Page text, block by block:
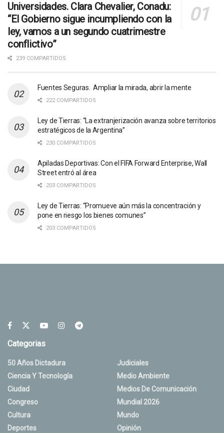
Universidades. Clara Chevalier, Conadu:
“El Gobierno sigue incumpliendo con la
ley, vamos a un segundo cuatrimestre
conflictivo”
239 COMPARTIDOS
Fuentes Seguras. Ampliar la mirada, abrir la mente
222 COMPARTIDOS
Ley de Tierras: “La extranjerización avanza sobre territorios
estratégicos de la Argentina”
230 COMPARTIDOS
Apiladas Deportivas: Con el FIFA Forward Enterprise, Wall
Street entró al área
203 COMPARTIDOS
Ley de Tierras: “Promueve aún más la concentración y
pone en riesgo los bienes comunes”
203 COMPARTIDOS
Categorias
50 Años Dictadura
Ciencia Y Tecnología
Ciudad
Congreso
Cultura
Deportes
Judiciales
Medio Ambiente
Medios De Comunicación
Mundial 2026
Mundo
Opinión